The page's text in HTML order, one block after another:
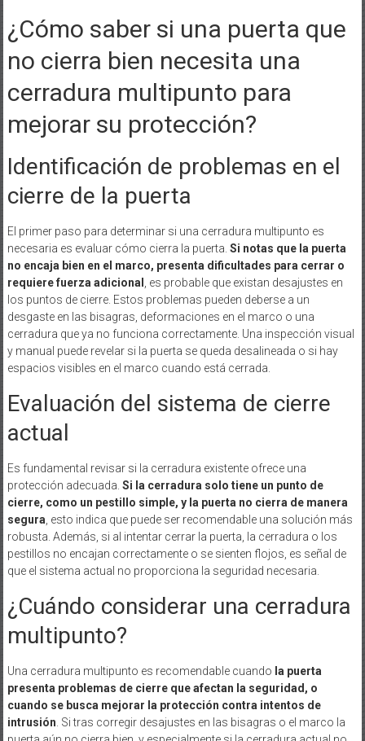
¿Cómo saber si una puerta que
no cierra bien necesita una
cerradura multipunto para
mejorar su protección?
Identificación de problemas en el
cierre de la puerta
El primer paso para determinar si una cerradura multipunto es
necesaria es evaluar cómo cierra la puerta. Si notas que la puerta
no encaja bien en el marco, presenta dificultades para cerrar o
requiere fuerza adicional , es probable que existan desajustes en
los puntos de cierre. Estos problemas pueden deberse a un
desgaste en las bisagras, deformaciones en el marco o una
cerradura que ya no funciona correctamente. Una inspección visual
y manual puede revelar si la puerta se queda desalineada o si hay
espacios visibles en el marco cuando está cerrada.
Evaluación del sistema de cierre
actual
Es fundamental revisar si la cerradura existente ofrece una
protección adecuada. Si la cerradura solo tiene un punto de
cierre, como un pestillo simple, y la puerta no cierra de manera
segura, esto indica que puede ser recomendable una solución más
robusta. Además, si al intentar cerrar la puerta, la cerradura o los
pestillos no encajan correctamente o se sienten flojos, es señal de
que el sistema actual no proporciona la seguridad necesaria.
¿Cuándo considerar una cerradura
multipunto?
Una cerradura multipunto es recomendable cuando la puerta
presenta problemas de cierre que afectan la seguridad, o
cuando se busca mejorar la protección contra intentos de
intrusión. Si tras corregir desajustes en las bisagras o el marco la